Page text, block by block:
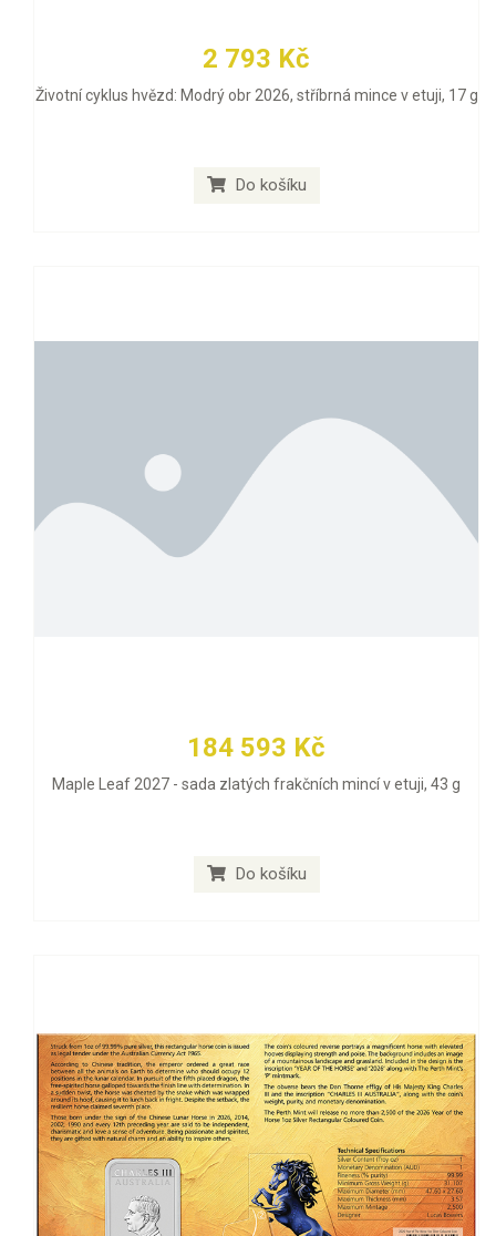
2 793 Kč
Životní cyklus hvězd: Modrý obr 2026, stříbrná mince v etuji, 17 g
Do košíku
184 593 Kč
Maple Leaf 2027 - sada zlatých frakčních mincí v etuji, 43 g
Do košíku